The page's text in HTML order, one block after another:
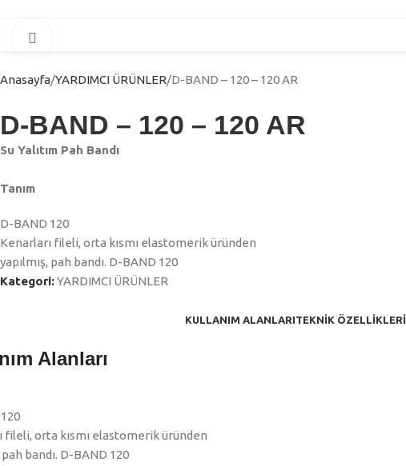
Anasayfa YARDIMCI ÜRÜNLER D-BAND – 120 – 120 AR
D-BAND – 120 – 120 AR
Su Yalıtım Pah Bandı
Tanım
D-BAND 120
Kenarları fileli, orta kısmı elastomerik üründen
yapılmış, pah bandı. D-BAND 120
Kategori:YARDIMCI ÜRÜNLER
KULLANIM ALANLARITEKNIK ÖZELLIKLERI
Alanları
fileli, orta kısmı elastomerik üründen
pah bandı. D-BAND 120